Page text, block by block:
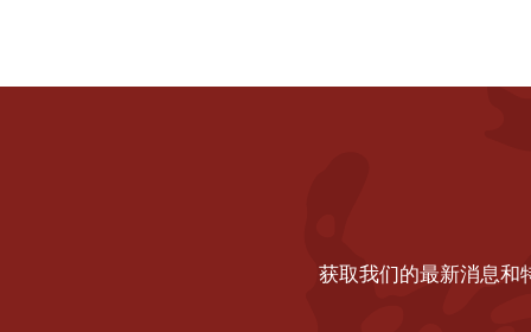
获取我们的最新消息和